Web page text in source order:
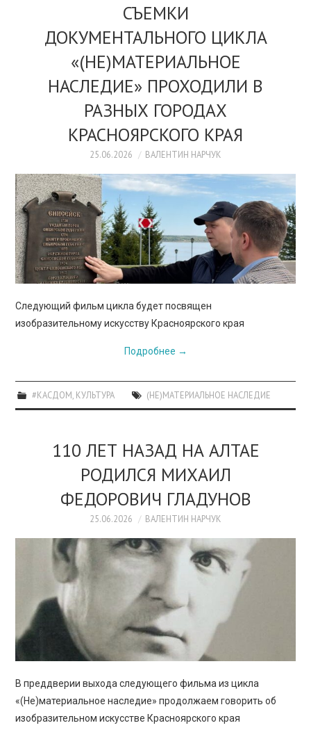
СЪЕМКИ
ДОКУМЕНТАЛЬНОГО ЦИКЛА
«(НЕ)МАТЕРИАЛЬНОЕ
НАСЛЕДИЕ» ПРОХОДИЛИ В
РАЗНЫХ ГОРОДАХ
КРАСНОЯРСКОГО КРАЯ
25.06.2026 ВАЛЕНТИН НАРЧУК
Следующий фильм цикла будет посвящен
изобразительному искусству Красноярского края
Подробнее →
#КАСДОМ КУЛЬТУРА (НЕ)МАТЕРИАЛЬНОЕ НАСЛЕДИЕ
110 ЛЕТ НАЗАД НА АЛТАЕ
РОДИЛСЯ МИХАИЛ
ФЕДОРОВИЧ ГЛАДУНОВ
25.06.2026 ВАЛЕНТИН НАРЧУК
В преддверии выхода следующего фильма из цикла
«(Не)материальное наследие» продолжаем говорить об
изобразительном искусстве Красноярского края